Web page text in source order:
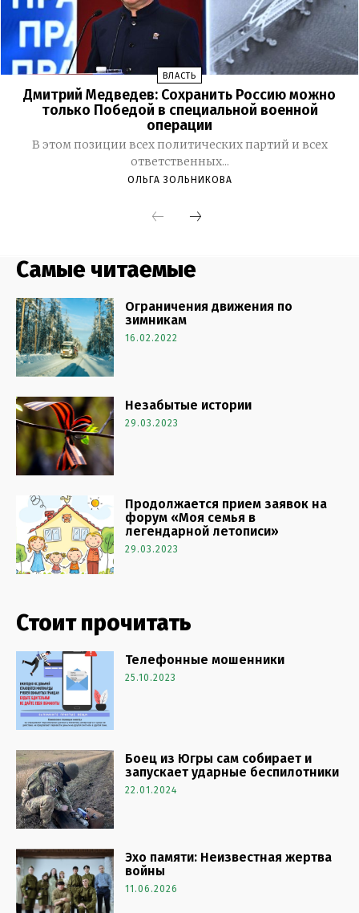
Самые читаемые
Ограничения движения по
зимникам
16.02.2022
Незабытые истории
29.03.2023
Продолжается прием заявок на
форум «Моя семья в
легендарной летописи»
29.03.2023
Стоит прочитать
Телефонные мошенники
25.10.2023
Боец из Югры сам собирает и
запускает ударные беспилотники
22.01.2024
Эхо памяти: Неизвестная жертва
войны
11.06.2026